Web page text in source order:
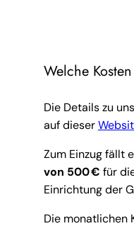
Welche
Die Details zu
auf dieser
Zum Einzug fällt
von 500 € für
Einrichtung der
Die monatlichen